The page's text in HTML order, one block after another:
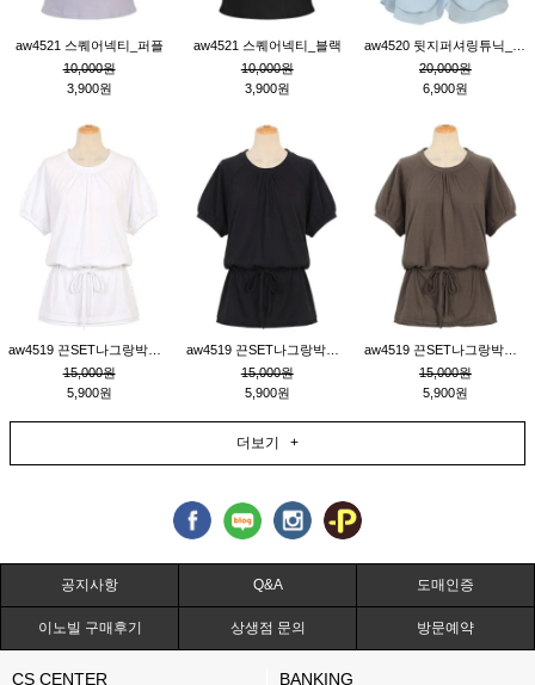
aw4521 스퀘어넥티_퍼플
10,000원
3,900원
aw4521 스퀘어넥티_블랙
10,000원
3,900원
20,000원
6,900원
15,000원
5,900원
15,000원
5,900원
15,000원
5,900원
더보기 +
공지사항 Q&A 도매인증
이노빌 구매후기 상생점 문의 방문예약
CS CENTER BANKING